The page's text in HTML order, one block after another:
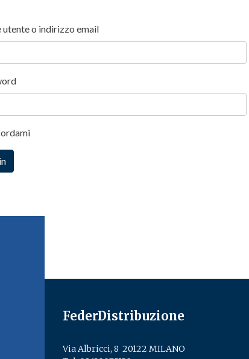
utente o indirizzo email
FederDistribuzione
Via Albricci, 8 ­ 20122 MILANO